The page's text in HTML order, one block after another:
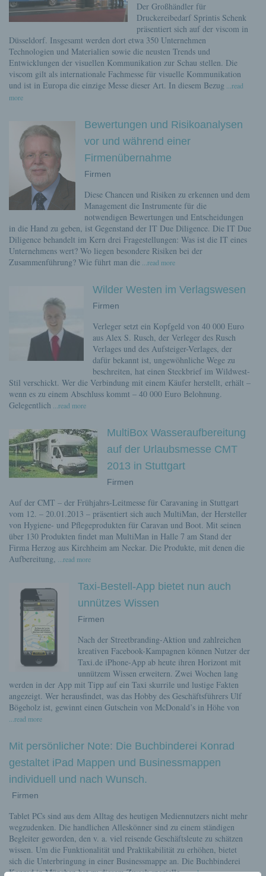
Der Großhändler für
Druckereibedarf Sprintis Schenk
präsentiert sich auf der viscom in
Düsseldorf. Insgesamt werden dort etwa 350 Unternehmen
Technologien und Materialien sowie die neusten Trends und
Entwicklungen der visuellen Kommunikation zur Schau stellen. Die
viscom gilt als internationale Fachmesse für visuelle Kommunikation
und ist in Europa die einzige Messe dieser Art. In diesem Bezug ...read
more
Bewertungen und Risikoanalysen
vor und während einer
Firmenübernahme
Firmen
Diese Chancen und Risiken zu erkennen und dem
Management die Instrumente für die
notwendigen Bewertungen und Entscheidungen
in die Hand zu geben, ist Gegenstand der IT Due Diligence. Die IT Due
Diligence behandelt im Kern drei Fragestellungen: Was ist die IT eines
Unternehmens wert? Wo liegen besondere Risiken bei der
Zusammenführung? Wie führt man die ...read more
Wilder Westen im Verlagswesen
Firmen
Verleger setzt ein Kopfgeld von 40 000 Euro
aus Alex S. Rusch, der Verleger des Rusch
Verlages und des Aufsteiger-Verlages, der
dafür bekannt ist, ungewöhnliche Wege zu
beschreiten, hat einen Steckbrief im Wildwest-
Stil verschickt. Wer die Verbindung mit einem Käufer herstellt, erhält –
wenn es zu einem Abschluss kommt – 40 000 Euro Belohnung.
Gelegentlich ...read more
MultiBox Wasseraufbereitung
auf der Urlaubsmesse CMT
2013 in Stuttgart
Firmen
Auf der CMT – der Frühjahrs-Leitmesse für Caravaning in Stuttgart
vom 12. – 20.01.2013 – präsentiert sich auch MultiMan, der Hersteller
von Hygiene- und Pflegeprodukten für Caravan und Boot. Mit seinen
über 130 Produkten findet man MultiMan in Halle 7 am Stand der
Firma Herzog aus Kirchheim am Neckar. Die Produkte, mit denen die
Aufbereitung, ...read more
Taxi-Bestell-App bietet nun auch
unnützes Wissen
Firmen
Nach der Streetbranding-Aktion und zahlreichen
kreativen Facebook-Kampagnen können Nutzer der
Taxi.de iPhone-App ab heute ihren Horizont mit
unnützem Wissen erweitern. Zwei Wochen lang
werden in der App mit Tipp auf ein Taxi skurrile und lustige Fakten
angezeigt. Wer herausfindet, was das Hobby des Geschäftsführers Ulf
Bögeholz ist, gewinnt einen Gutschein von McDonald’s in Höhe von
...read more
Mit persönlicher Note: Die Buchbinderei Konrad
gestaltet iPad Mappen und Businessmappen
individuell und nach Wunsch.
Firmen
Tablet PCs sind aus dem Alltag des heutigen Mediennutzers nicht mehr
wegzudenken. Die handlichen Alleskönner sind zu einem ständigen
Begleiter geworden, den v. a. viel reisende Geschäftsleute zu schätzen
wissen. Um die Funktionalität und Praktikabilität zu erhöhen, bietet
sich die Unterbringung in einer Businessmappe an. Die Buchbinderei
Konrad in München hat zu diesem Zweck spezielle...read more